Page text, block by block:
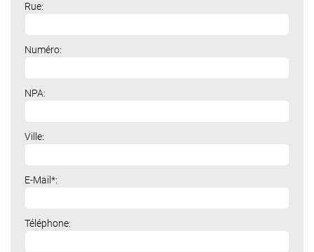
Rue:
Numéro:
NPA:
Ville:
E-Mail*:
Téléphone: